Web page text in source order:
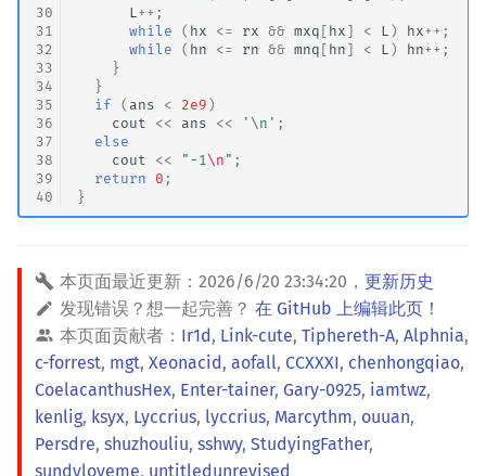
30
31
32
33
34
35
36
37
38
39
40
L ++ ;
while
( hx <= rx && mxq [ hx ] < L ) hx++ ;
while
( hn <= rn && mnq [ hn ] < L ) hn++ ;
}
}
if
( ans < 2e9 )
cout
<< ans << '\n' ;
else
cout
<< "-1\n " ;
return
0 ;
}
本页面最近更新： 2026/6/20 23:34:20 ， 更新历史
发现错误？想一起完善？ 在 GitHub 上编辑此页！
本页面贡献者： Ir1d, Link-cute, Tiphereth-A, Alphnia,
c-forrest, mgt, Xeonacid, aofall, CCXXXI, chenhongqiao,
CoelacanthusHex, Enter-tainer, Gary-0925, iamtwz,
kenlig, ksyx, Lyccrius, lyccrius, Marcythm, ouuan,
Persdre, shuzhouliu, sshwy, StudyingFather,
sundyloveme, untitledunrevised